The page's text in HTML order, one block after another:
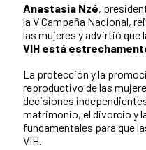
Anastasia Nzé,
la V Campaña Nacional,
las mujeres y advirtió que
VIH está
La protección y la
reproductivo de las
decisiones
matrimonio, el divorcio y
fundamentales para que
VIH.